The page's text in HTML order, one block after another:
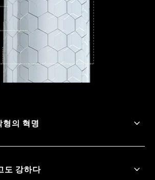
형의 혁명
한 사랑을 위한 독특한 육각형 셀
도 강하다